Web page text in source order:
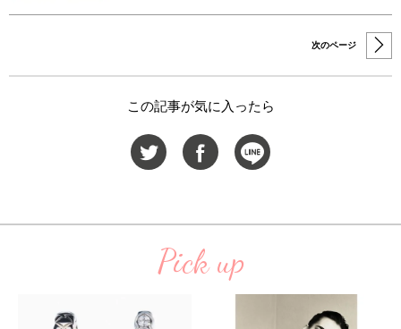
次のページ
この記事が気に入ったら
Pick up